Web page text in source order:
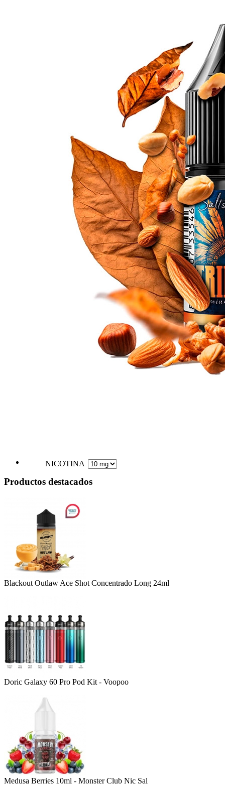
NICOTINA
Productos destacados
Blackout Outlaw Ace Shot Concentrado Long 24ml
Doric Galaxy 60 Pro Pod Kit - Voopoo
Medusa Berries 10ml - Monster Club Nic Sal